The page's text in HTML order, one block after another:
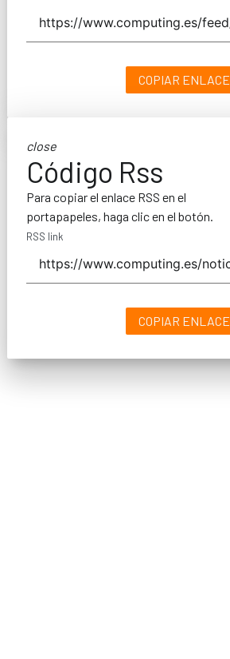
COPIAR ENLACE
close
Código Rss
Para copiar el enlace RSS en el
portapapeles, haga clic en el botón.
RSS link
COPIAR ENLACE